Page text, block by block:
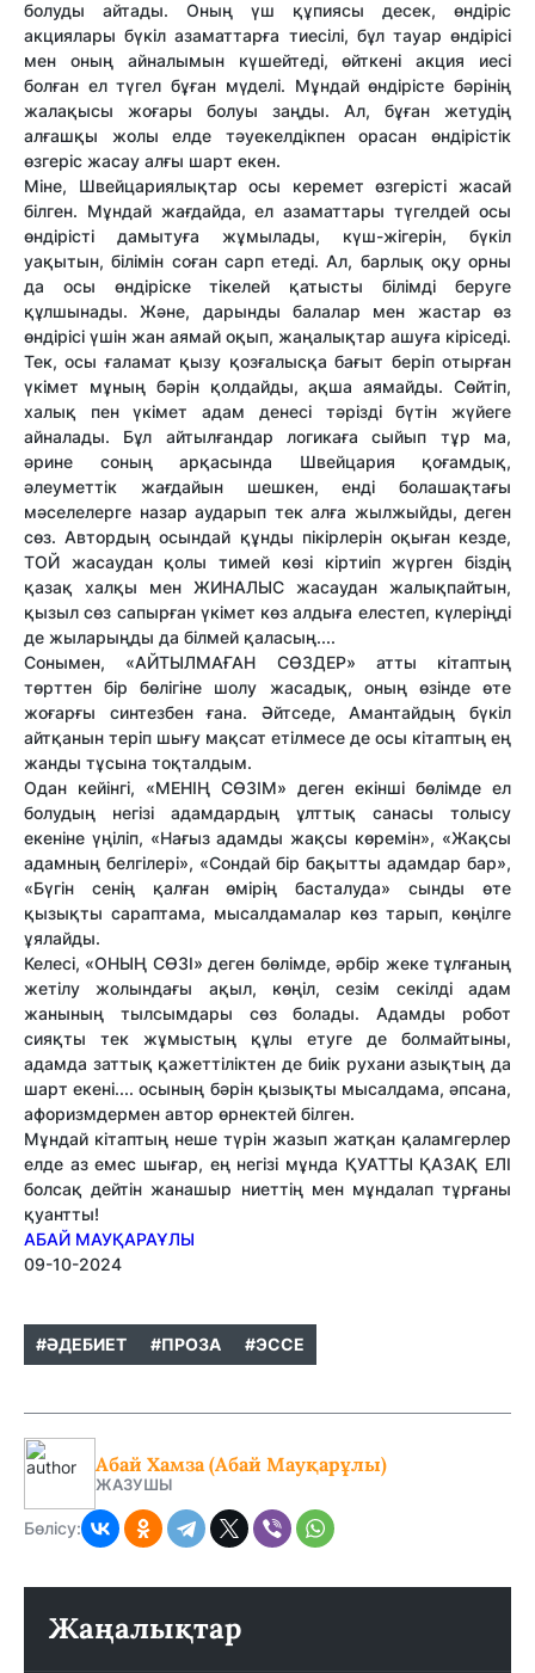
болуды айтады. Оның үш құпиясы десек, өндіріс
акциялары бүкіл азаматтарға тиесілі, бұл тауар өндірісі
мен оның айналымын күшейтеді, өйткені акция иесі
болған ел түгел бұған мүделі. Мұндай өндірісте бәрінің
жалақысы жоғары болуы заңды. Ал, бұған жетудің
алғашқы жолы елде тәуекелдікпен орасан өндірістік
өзгеріс жасау алғы шарт екен.
Міне, Швейцариялықтар осы керемет өзгерісті жасай
білген. Мұндай жағдайда, ел азаматтары түгелдей осы
өндірісті дамытуға жұмылады, күш-жігерін, бүкіл
уақытын, білімін соған сарп етеді. Ал, барлық оқу орны
да осы өндіріске тікелей қатысты білімді беруге
құлшынады. Және, дарынды балалар мен жастар өз
өндірісі үшін жан аямай оқып, жаңалықтар ашуға кіріседі.
Тек, осы ғаламат қызу қозғалысқа бағыт беріп отырған
үкімет мұның бәрін қолдайды, ақша аямайды. Сөйтіп,
халық пен үкімет адам денесі тәрізді бүтін жүйеге
айналады. Бұл айтылғандар логикаға сыйып тұр ма,
әрине соның арқасында Швейцария қоғамдық,
әлеуметтік жағдайын шешкен, енді болашақтағы
мәселелерге назар аударып тек алға жылжыйды, деген
сөз. Автордың осындай құнды пікірлерін оқыған кезде,
ТОЙ жасаудан қолы тимей көзі кіртиіп жүрген біздің
қазақ халқы мен ЖИНАЛЫС жасаудан жалықпайтын,
қызыл сөз сапырған үкімет көз алдыға елестеп, күлеріңді
де жыларыңды да білмей қаласың....
Сонымен, «АЙТЫЛМАҒАН СӨЗДЕР» атты кітаптың
төрттен бір бөлігіне шолу жасадық, оның өзінде өте
жоғарғы синтезбен ғана. Әйтcеде, Амантайдың бүкіл
айтқанын теріп шығу мақсат етілмесе де осы кітаптың ең
жанды тұсына тоқталдым.
Одан кейінгі, «МЕНІҢ СӨЗІМ» деген екінші бөлімде ел
болудың негізі адамдардың ұлттық санасы толысу
екеніне үңіліп, «Нағыз адамды жақсы көремін», «Жақсы
адамның белгілері», «Сондай бір бақытты адамдар бар»,
«Бүгін сенің қалған өмірің басталуда» сынды өте
қызықты сараптама, мысалдамалар көз тарып, көңілге
ұялайды.
Келесі, «ОНЫҢ СӨЗІ» деген бөлімде, әрбір жеке тұлғаның
жетілу жолындағы ақыл, көңіл, сезім секілді адам
жанының тылсымдары сөз болады. Адамды робот
сияқты тек жұмыстың құлы етуге де болмайтыны,
адамда заттық қажеттіліктен де биік рухани азықтың да
шарт екені.... осының бәрін қызықты мысалдама, әпсана,
афоризмдермен автор өрнектей білген.
Мұндай кітаптың неше түрін жазып жатқан қаламгерлер
елде аз емес шығар, ең негізі мұнда ҚУАТТЫ ҚАЗАҚ ЕЛІ
болсақ дейтін жанашыр ниеттің мен мұндалап тұрғаны
қуантты!
АБАЙ МАУҚАРАҰЛЫ
09-10-2024
#ӘДЕБИЕТ #ПРОЗА #ЭССЕ
​​Абай Хамза (Абай Мауқарұлы)
ЖАЗУШЫ
Бөлісу:
Жаңалықтар